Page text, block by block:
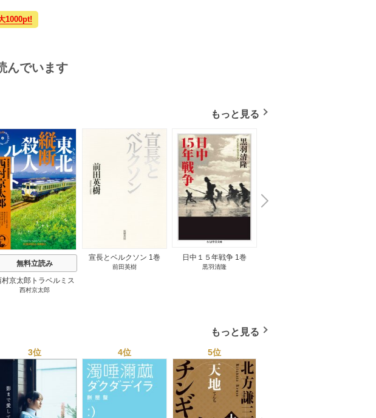
1000pt!
んでいます
もっと見る
無料立読み
村京太郎トラベルミス
テリー・セレクション 2
西村京太郎
宣長とベルクソン 1巻
前田英樹
日中１５年戦争 1巻
黒羽清隆
N
e
x
t
もっと見る
3位 4位 5位